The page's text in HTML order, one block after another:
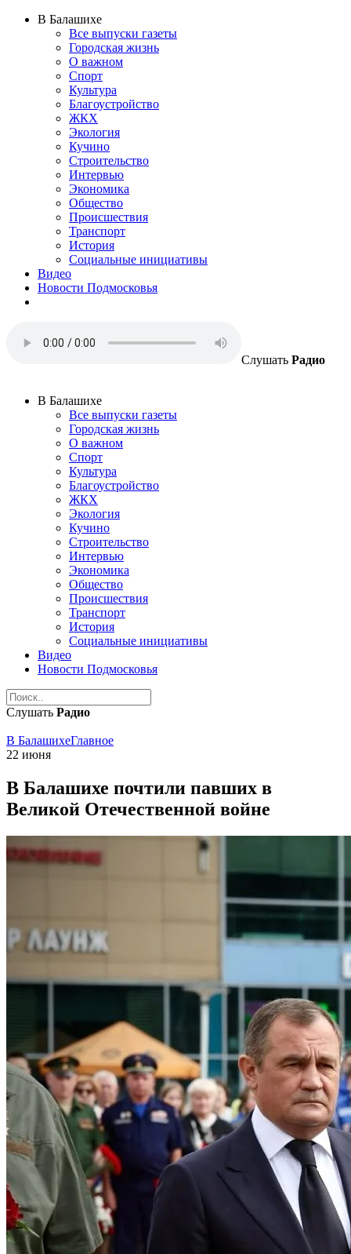
В Балашихе
Все выпуски газеты
Городская жизнь
О важном
Спорт
Культура
Благоустройство
ЖКХ
Экология
Кучино
Строительство
Интервью
Экономика
Общество
Происшествия
Транспорт
История
Социальные инициативы
Видео
Новости Подмосковья
Слушать Радио
В Балашихе
Все выпуски газеты
Городская жизнь
О важном
Спорт
Культура
Благоустройство
ЖКХ
Экология
Кучино
Строительство
Интервью
Экономика
Общество
Происшествия
Транспорт
История
Социальные инициативы
Видео
Новости Подмосковья
Слушать Радио
В БалашихеГлавное
22 июня
В Балашихе почтили павших в
Великой Отечественной войне